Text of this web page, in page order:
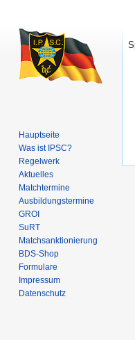
Hauptseite
Was ist IPSC?
Regelwerk
Aktuelles
Matchtermine
Ausbildungs­termine
GROI
SuRT
Match­sanktionierung
BDS-Shop
Formulare
Impressum
Datenschutz